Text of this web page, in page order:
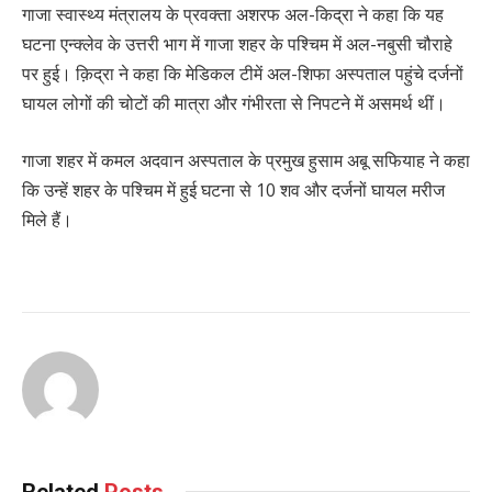
गाजा स्वास्थ्य मंत्रालय के प्रवक्ता अशरफ अल-किद्रा ने कहा कि यह
घटना एन्क्लेव के उत्तरी भाग में गाजा शहर के पश्चिम में अल-नबुसी चौराहे
पर हुई। क़िद्रा ने कहा कि मेडिकल टीमें अल-शिफा अस्पताल पहुंचे दर्जनों
घायल लोगों की चोटों की मात्रा और गंभीरता से निपटने में असमर्थ थीं।
गाजा शहर में कमल अदवान अस्पताल के प्रमुख हुसाम अबू सफियाह ने कहा
कि उन्हें शहर के पश्चिम में हुई घटना से 10 शव और दर्जनों घायल मरीज
मिले हैं।